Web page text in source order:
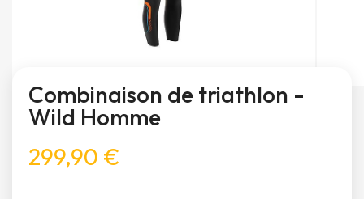
Combinaison de triathlon -
Wild Homme
299,90 €